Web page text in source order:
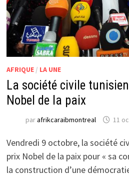
AFRIQUE/ LA UNE
La société civile
Nobel de la paix
parafrikcaraibmontreal 11
Vendredi 9 octobre, la société
prix Nobel de la paix pour « sa
la construction d’une